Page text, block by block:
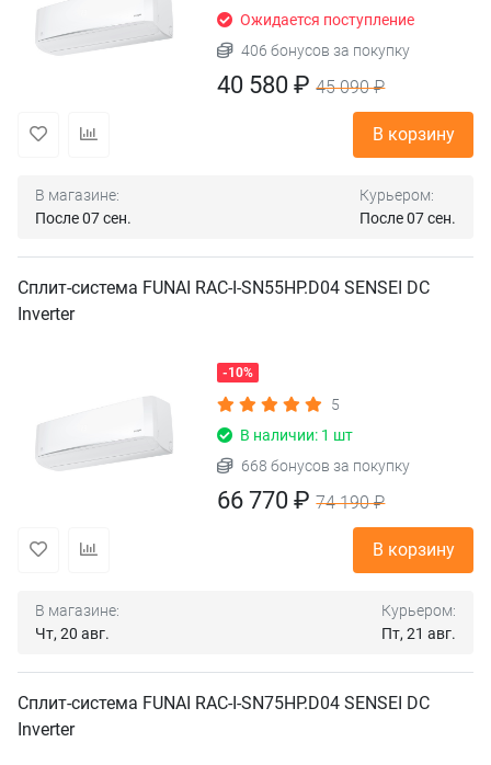
Ожидается поступление
406 бонусов за покупку
40 580 ₽45 090 ₽
В корзину
В магазине:
После 07 сен.
Курьером:
После 07 сен.
Сплит-система FUNAI RAC-I-SN55HP.D04 SENSEI DC
Inverter
-10%
5
В наличии: 1 шт
668 бонусов за покупку
66 770 ₽74 190 ₽
В корзину
В магазине:
Чт, 20 авг.
Курьером:
Пт, 21 авг.
Сплит-система FUNAI RAC-I-SN75HP.D04 SENSEI DC
Inverter